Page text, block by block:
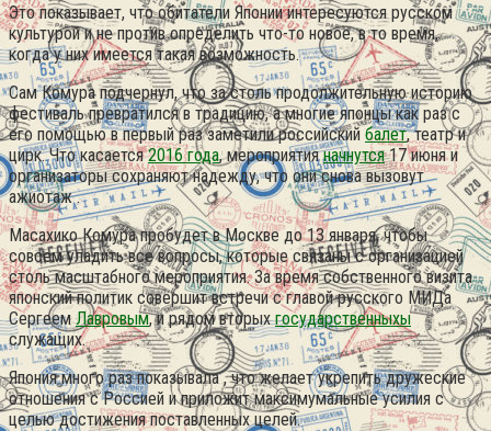
Это показывает, что обитатели Японии интересуются русском
культурой и не против определить что-то новое, в то время,
когда у них имеется такая возможность.
Сам Комура подчернул, что за столь продолжительную историю
фестиваль превратился в традицию, а многие японцы как раз с
его помощью в первый раз заметили российскийбалет, театр и
цирк. Что касается2016 года, мероприятияначнутся17 июня и
организаторы сохраняют надежду, что они снова вызовут
ажиотаж .
Масахико Комура пробудет в Москве до 13 января, чтобы
совсем уладить все вопросы, которые связаны с организацией
столь масштабного мероприятия. За время собственного визита
японский политик совершит встречи с главой русского МИДа
СергеемЛавровым, и рядом вторыхгосударственныхы
служащих.
Япония много раз показывала , что желает укрепить дружеские
отношения с Россией и приложит максимумальные усилия с
целью достижения поставленных целей.